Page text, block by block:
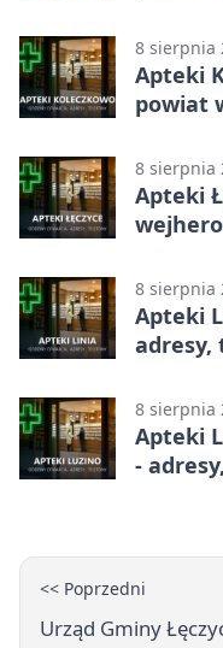
8 sierpnia
Apteki
powiat
8 sierpnia
Apteki
8 sierpnia
Apteki
adresy,
8 sierpnia
Apteki
-
<< Poprzedni
Urząd Gminy